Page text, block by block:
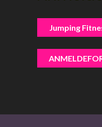
Jumping